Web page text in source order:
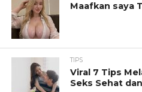
Maafkan saya
TIPS
Viral 7 Tips
Seks Sehat